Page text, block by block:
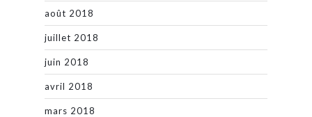
août 2018
juillet 2018
juin 2018
avril 2018
mars 2018